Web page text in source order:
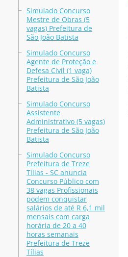
Simulado Concurso
Mestre de Obras (5
vagas) Prefeitura de
São João Batista
Simulado Concurso
Agente de Proteção e
Defesa Civil (1 vaga)
Prefeitura de São João
Batista
Simulado Concurso
Assistente
Administrativo (5 vagas)
Prefeitura de São João
Batista
Simulado Concurso
Prefeitura de Treze
Tílias - SC anuncia
Concurso Público com
38 vagas Profissionais
podem conquistar
salários de até R 6,1 mil
mensais com carga
horária de 20 a 40
horas semanais
Prefeitura de Treze
Tílias